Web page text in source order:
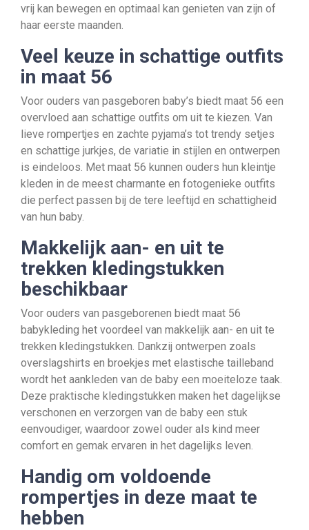
vrij kan bewegen en optimaal kan genieten van zijn of
haar eerste maanden.
Veel keuze in schattige outfits
in maat 56
Voor ouders van pasgeboren baby’s biedt maat 56 een
overvloed aan schattige outfits om uit te kiezen. Van
lieve rompertjes en zachte pyjama’s tot trendy setjes
en schattige jurkjes, de variatie in stijlen en ontwerpen
is eindeloos. Met maat 56 kunnen ouders hun kleintje
kleden in de meest charmante en fotogenieke outfits
die perfect passen bij de tere leeftijd en schattigheid
van hun baby.
Makkelijk aan- en uit te
trekken kledingstukken
beschikbaar
Voor ouders van pasgeborenen biedt maat 56
babykleding het voordeel van makkelijk aan- en uit te
trekken kledingstukken. Dankzij ontwerpen zoals
overslagshirts en broekjes met elastische tailleband
wordt het aankleden van de baby een moeiteloze taak.
Deze praktische kledingstukken maken het dagelijkse
verschonen en verzorgen van de baby een stuk
eenvoudiger, waardoor zowel ouder als kind meer
comfort en gemak ervaren in het dagelijks leven.
Handig om voldoende
rompertjes in deze maat te
hebben